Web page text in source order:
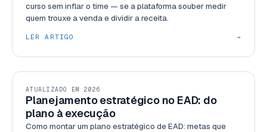
curso sem inflar o time — se a plataforma souber medir
quem trouxe a venda e dividir a receita.
LER ARTIGO →
GESTÃO
ATUALIZADO EM 2026
Planejamento estratégico no EAD: do
plano à execução
Como montar um plano estratégico de EAD: metas que